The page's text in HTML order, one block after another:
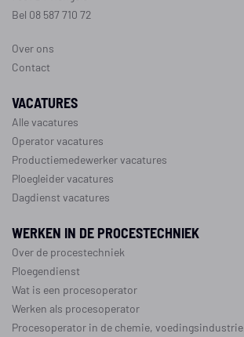
Bel 08 587 710 72
Over ons
Contact
VACATURES
Alle vacatures
Operator vacatures
Productiemedewerker vacatures
Ploegleider vacatures
Dagdienst vacatures
WERKEN IN DE PROCESTECHNIEK
Over de procestechniek
Ploegendienst
Wat is een procesoperator
Werken als procesoperator
Procesoperator in de chemie voedingsindustrie